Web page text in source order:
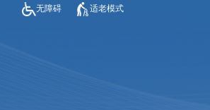
无障碍 适老模式